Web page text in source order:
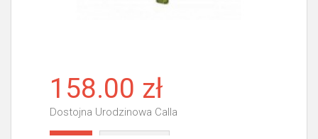
158.00 zł
Dostojna Urodzinowa Calla